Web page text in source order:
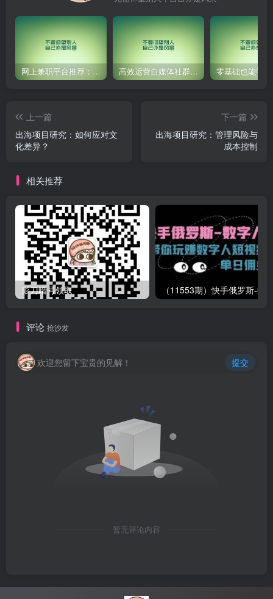
网上兼职平台推荐：国外网赚任务！ 高效运营自媒体社群，让内容更有价值！
上一篇
出海项目研究：如何应对文
化差异？
下一篇
出海项目研究：管理风险与
成本控制
相关推荐
影刀暗号领取
评论 抢沙发
欢迎您留下宝贵的见解！ 提交
暂无评论内容